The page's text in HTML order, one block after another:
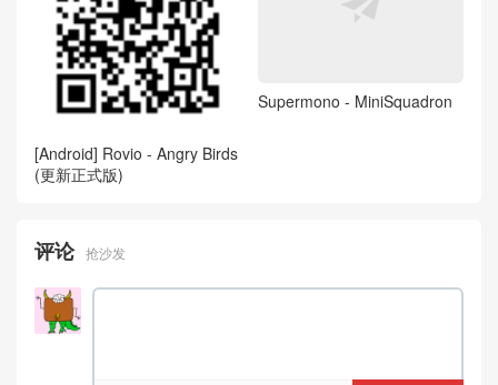
[Android] Rovio - Angry Birds
(更新正式版)
Supermono - MiniSquadron
评论 抢沙发